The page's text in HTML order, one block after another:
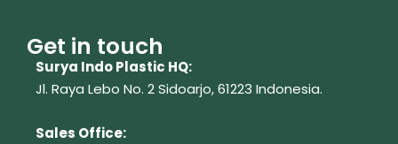
Get in touch
Surya Indo Plastic HQ:
Jl. Raya Lebo No. 2 Sidoarjo, 61223 Indonesia.
Sales Office: